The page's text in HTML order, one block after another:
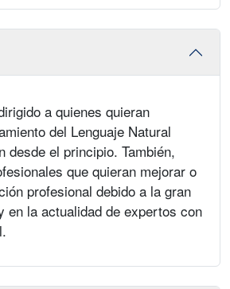
a quienes quieran
del Lenguaje Natural
desde el principio. También,
que quieran mejorar o
profesional debido a la gran
en la actualidad de expertos con